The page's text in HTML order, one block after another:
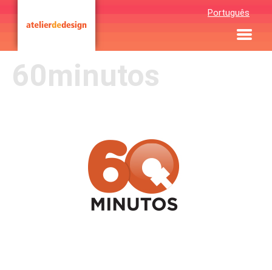
Português
60minutos